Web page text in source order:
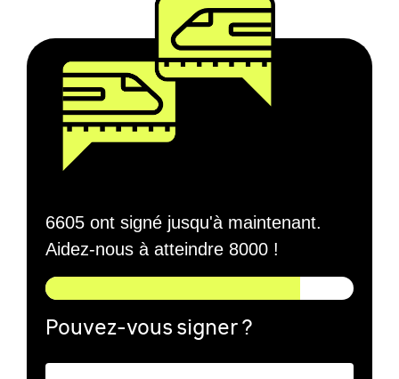
6605 ont signé jusqu'à maintenant.
Aidez-nous à atteindre 8000 !
Pouvez-vous signer ?